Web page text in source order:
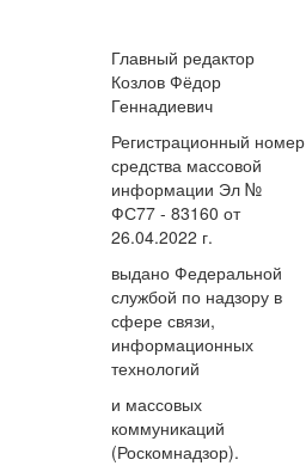
Главный редактор
Козлов Фёдор
Геннадиевич
Регистрационный номер
средства массовой
информации Эл №
ФС77 - 83160 от
26.04.2022 г.
выдано Федеральной
службой по надзору в
сфере связи,
информационных
технологий
и массовых
коммуникаций
(Роскомнадзор).